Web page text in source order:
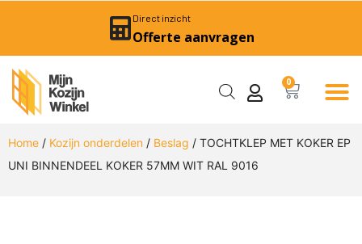
Direct inzicht
Offerte aanvragen
0
Home / Kozijn onderdelen / Beslag / TOCHTKLEP MET KOKER EP
UNI BINNENDEEL KOKER 57MM WIT RAL 9016